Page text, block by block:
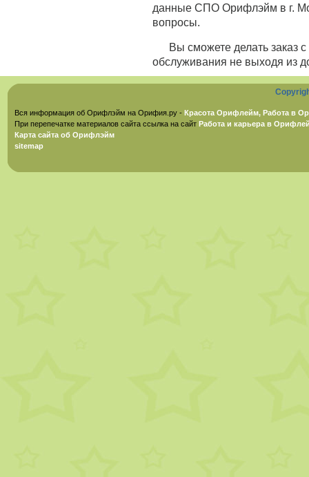
данные СПО Орифлэйм в г.
вопросы.
Вы сможете делать заказ
обслуживания не выходя из
Вся информация об Орифлэйм на Орифия.ру - Красота Орифлейм, Работа в
При перепечатке материалов сайта ссылка на сайт Работа и карьера в
Карта сайта об Орифлэйм
sitemap